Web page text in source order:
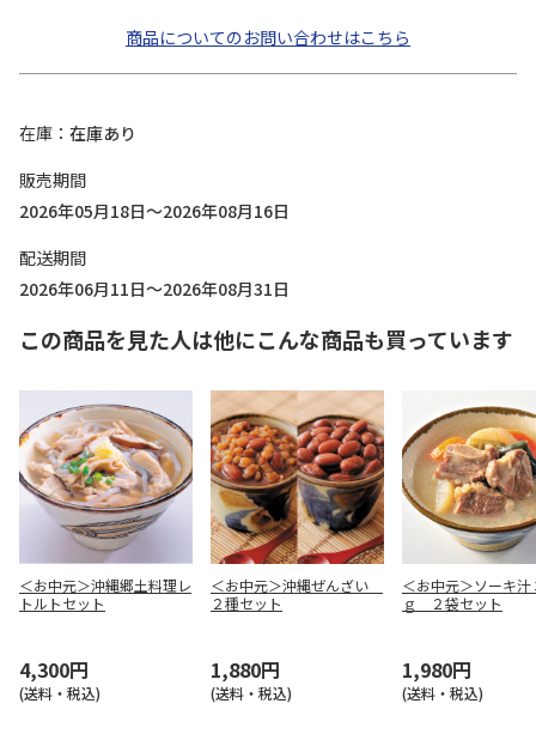
商品についてのお問い合わせはこちら
在庫
在庫あり
販売期間
2026年05月18日～2026年08月16日
配送期間
2026年06月11日～2026年08月31日
この商品を見た人は他にこんな商品も買っています
＜お中元＞沖縄郷土料理レ
トルトセット
4,300円
(送料・税込)
＜お中元＞沖縄ぜんざい
２種セット
1,880円
(送料・税込)
＜お中元＞ソーキ汁
ｇ ２袋セット
1,980円
(送料・税込)